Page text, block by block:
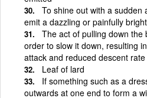
To shine out with a sudden
emit a dazzling or painfully
The act of pulling down the
order to slow it down, resulting
attack and reduced descent rate
Leaf of lard
If something such as a
outwards at one end to form a